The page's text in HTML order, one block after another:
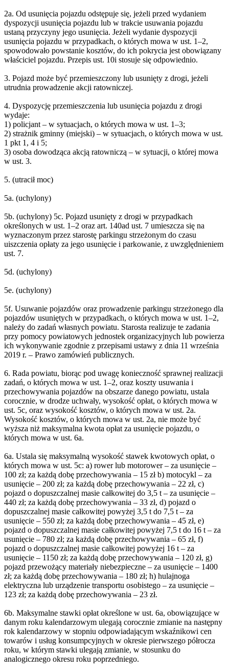
2a. Od usunięcia pojazdu odstępuje się, jeżeli przed wydaniem
dyspozycji usunięcia pojazdu lub w trakcie usuwania pojazdu
ustaną przyczyny jego usunięcia. Jeżeli wydanie dyspozycji
usunięcia pojazdu w przypadkach, o których mowa w ust. 1–2,
spowodowało powstanie kosztów, do ich pokrycia jest obowiązany
właściciel pojazdu. Przepis ust. 10i stosuje się odpowiednio.
3. Pojazd może być przemieszczony lub usunięty z drogi, jeżeli
utrudnia prowadzenie akcji ratowniczej.
4. Dyspozycję przemieszczenia lub usunięcia pojazdu z drogi
wydaje:
1) policjant – w sytuacjach, o których mowa w ust. 1–3;
2) strażnik gminny (miejski) – w sytuacjach, o których mowa w ust.
1 pkt 1, 4 i 5;
3) osoba dowodząca akcją ratowniczą – w sytuacji, o której mowa
w ust. 3.
5. (utracił moc)
5a. (uchylony)
5b. (uchylony) 5c. Pojazd usunięty z drogi w przypadkach
określonych w ust. 1–2 oraz art. 140ad ust. 7 umieszcza się na
wyznaczonym przez starostę parkingu strzeżonym do czasu
uiszczenia opłaty za jego usunięcie i parkowanie, z uwzględnieniem
ust. 7.
5d. (uchylony)
5e. (uchylony)
5f. Usuwanie pojazdów oraz prowadzenie parkingu strzeżonego dla
pojazdów usuniętych w przypadkach, o których mowa w ust. 1–2,
należy do zadań własnych powiatu. Starosta realizuje te zadania
przy pomocy powiatowych jednostek organizacyjnych lub powierza
ich wykonywanie zgodnie z przepisami ustawy z dnia 11 września
2019 r. – Prawo zamówień publicznych.
6. Rada powiatu, biorąc pod uwagę konieczność sprawnej realizacji
zadań, o których mowa w ust. 1–2, oraz koszty usuwania i
przechowywania pojazdów na obszarze danego powiatu, ustala
corocznie, w drodze uchwały, wysokość opłat, o których mowa w
ust. 5c, oraz wysokość kosztów, o których mowa w ust. 2a.
Wysokość kosztów, o których mowa w ust. 2a, nie może być
wyższa niż maksymalna kwota opłat za usunięcie pojazdu, o
których mowa w ust. 6a.
6a. Ustala się maksymalną wysokość stawek kwotowych opłat, o
których mowa w ust. 5c: a) rower lub motorower – za usunięcie –
100 zł; za każdą dobę przechowywania – 15 zł b) motocykl – za
usunięcie – 200 zł; za każdą dobę przechowywania – 22 zł, c)
pojazd o dopuszczalnej masie całkowitej do 3,5 t – za usunięcie –
440 zł; za każdą dobę przechowywania – 33 zł, d) pojazd o
dopuszczalnej masie całkowitej powyżej 3,5 t do 7,5 t – za
usunięcie – 550 zł; za każdą dobę przechowywania – 45 zł, e)
pojazd o dopuszczalnej masie całkowitej powyżej 7,5 t do 16 t – za
usunięcie – 780 zł; za każdą dobę przechowywania – 65 zł, f)
pojazd o dopuszczalnej masie całkowitej powyżej 16 t – za
usunięcie – 1150 zł; za każdą dobę przechowywania – 120 zł, g)
pojazd przewożący materiały niebezpieczne – za usunięcie – 1400
zł; za każdą dobę przechowywania – 180 zł; h) hulajnoga
elektryczna lub urządzenie transportu osobistego – za usunięcie –
123 zł; za każdą dobę przechowywania – 23 zł.
6b. Maksymalne stawki opłat określone w ust. 6a, obowiązujące w
danym roku kalendarzowym ulegają corocznie zmianie na następny
rok kalendarzowy w stopniu odpowiadającym wskaźnikowi cen
towarów i usług konsumpcyjnych w okresie pierwszego półrocza
roku, w którym stawki ulegają zmianie, w stosunku do
analogicznego okresu roku poprzedniego.